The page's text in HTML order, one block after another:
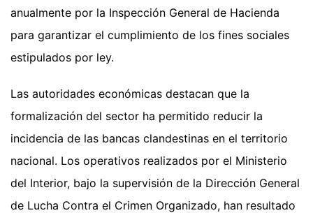
anualmente por la Inspección General de Hacienda
para garantizar el cumplimiento de los fines sociales
estipulados por ley.
Las autoridades económicas destacan que la
formalización del sector ha permitido reducir la
incidencia de las bancas clandestinas en el territorio
nacional. Los operativos realizados por el Ministerio
del Interior, bajo la supervisión de la Dirección General
de Lucha Contra el Crimen Organizado, han resultado